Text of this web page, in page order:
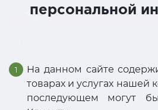
персональной
На данном сайте
товарах и услугах нашей
последующем могут